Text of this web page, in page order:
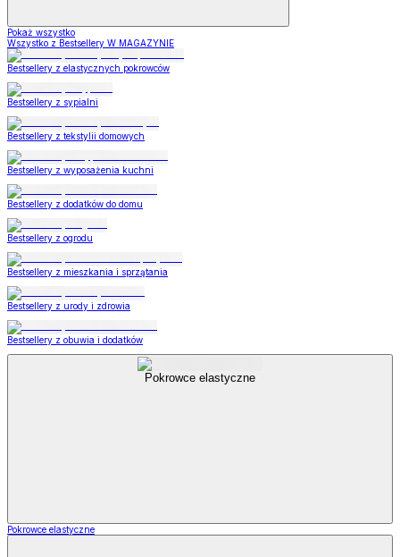
Pokaż wszystko
Wszystko z Bestsellery W MAGAZYNIE
Bestsellery z elastycznych pokrowców
Bestsellery z sypialni
Bestsellery z tekstylii domowych
Bestsellery z wyposażenia kuchni
Bestsellery z dodatków do domu
Bestsellery z ogrodu
Bestsellery z mieszkania i sprzątania
Bestsellery z urody i zdrowia
Bestsellery z obuwia i dodatków
Pokrowce elastyczne
Pokrowce elastyczne